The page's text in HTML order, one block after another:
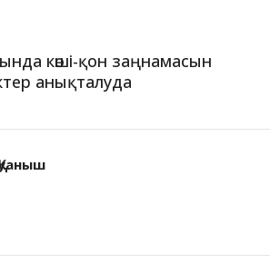
көші-қон заңнамасын
анықталуда